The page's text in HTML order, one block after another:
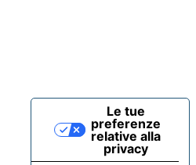
Le tue
preferenze
relative alla
privacy